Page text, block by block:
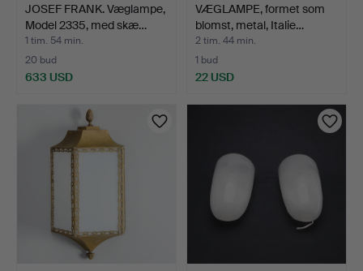
JOSEF FRANK. Væglampe,
Model 2335, med skæ…
1 tim. 54 min.
20 bud
633 USD
VÆGLAMPE, formet som
blomst, metal, Italie…
2 tim. 44 min.
1 bud
22 USD